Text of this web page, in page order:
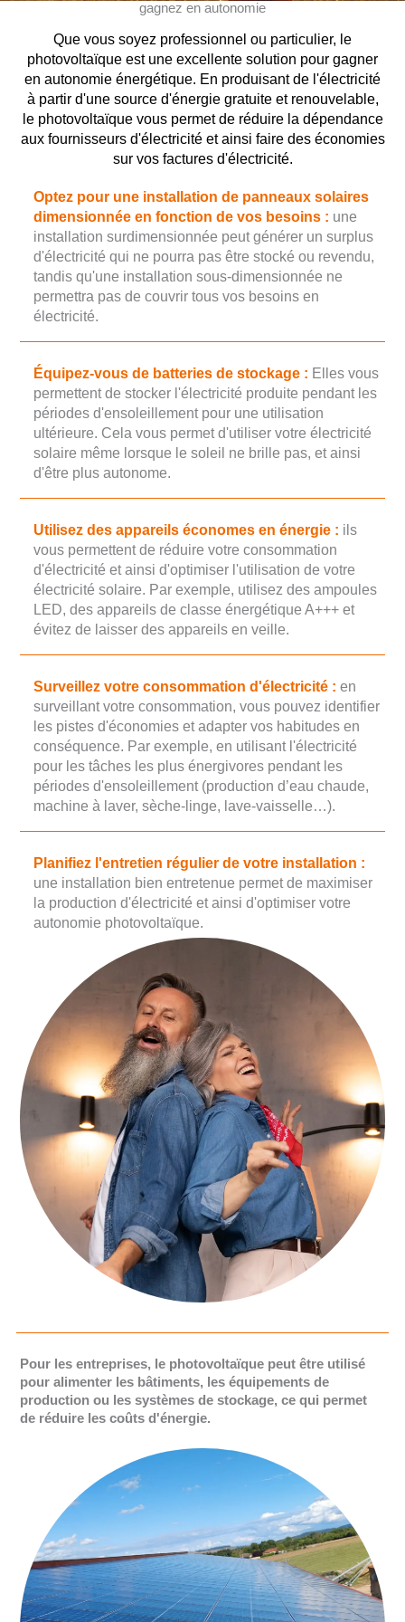
gagnez en autonomie
Que vous soyez professionnel ou particulier, le
photovoltaïque est une excellente solution pour gagner
en autonomie énergétique. En produisant de l'électricité
à partir d'une source d'énergie gratuite et renouvelable,
le photovoltaïque vous permet de réduire la dépendance
aux fournisseurs d'électricité et ainsi faire des économies
sur vos factures d'électricité.
Optez pour une installation de panneaux solaires
dimensionnée en fonction de vos besoins : une
installation surdimensionnée peut générer un surplus
d'électricité qui ne pourra pas être stocké ou revendu,
tandis qu'une installation sous-dimensionnée ne
permettra pas de couvrir tous vos besoins en
électricité.
Équipez-vous de batteries de stockage : Elles vous
permettent de stocker l'électricité produite pendant les
périodes d'ensoleillement pour une utilisation
ultérieure. Cela vous permet d'utiliser votre électricité
solaire même lorsque le soleil ne brille pas, et ainsi
d'être plus autonome.
Utilisez des appareils économes en énergie : ils
vous permettent de réduire votre consommation
d'électricité et ainsi d'optimiser l'utilisation de votre
électricité solaire. Par exemple, utilisez des ampoules
LED, des appareils de classe énergétique A+++ et
évitez de laisser des appareils en veille.
Surveillez votre consommation d'électricité : en
surveillant votre consommation, vous pouvez identifier
les pistes d'économies et adapter vos habitudes en
conséquence. Par exemple, en utilisant l'électricité
pour les tâches les plus énergivores pendant les
périodes d'ensoleillement (production d’eau chaude,
machine à laver, sèche-linge, lave-vaisselle…).
Planifiez l'entretien régulier de votre installation :
une installation bien entretenue permet de maximiser
la production d'électricité et ainsi d'optimiser votre
autonomie photovoltaïque.
Pour les entreprises, le photovoltaïque peut être utilisé
pour alimenter les bâtiments, les équipements de
production ou les systèmes de stockage, ce qui permet
de réduire les coûts d'énergie.